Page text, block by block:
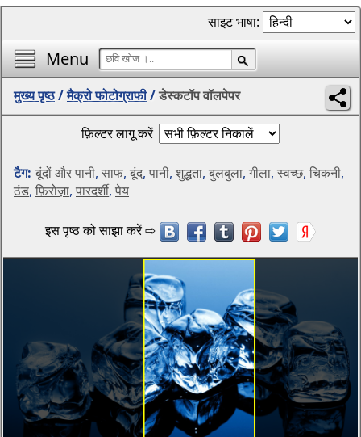
Menu
साइट भाषा:
मुख्य पृष्ठ/मैक्रो फोटोग्राफी/डेस्कटॉप वॉलपेपर
फ़िल्टर लागू करें
टैग: बूंदों और पानी, साफ, बूंद, पानी, शुद्धता, बुलबुला, गीला, स्वच्छ, चिकनी,
ठंड, फ़िरोज़ा, पारदर्शी, पेय